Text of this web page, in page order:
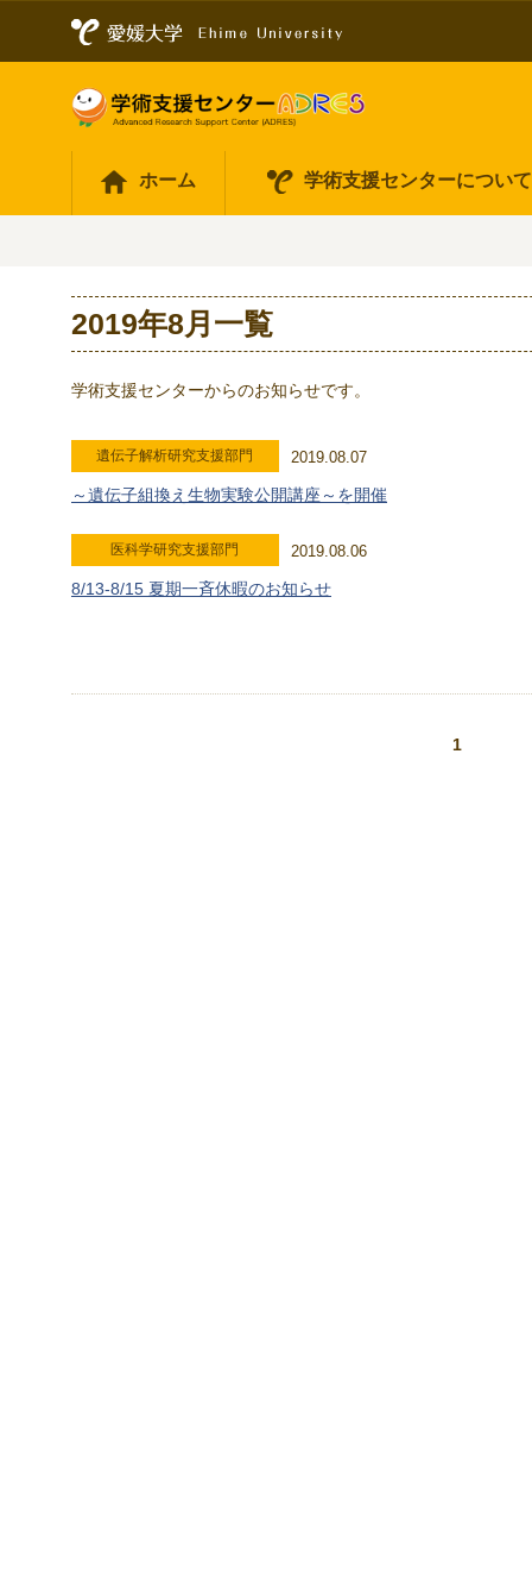
ホーム 学術支援センターについて
2019年8月一覧
学術支援センターからのお知らせです。
遺伝子解析研究支援部門 2019.08.07
～遺伝子組換え生物実験公開講座～を開催
医科学研究支援部門 2019.08.06
8/13-8/15 夏期一斉休暇のお知らせ
1